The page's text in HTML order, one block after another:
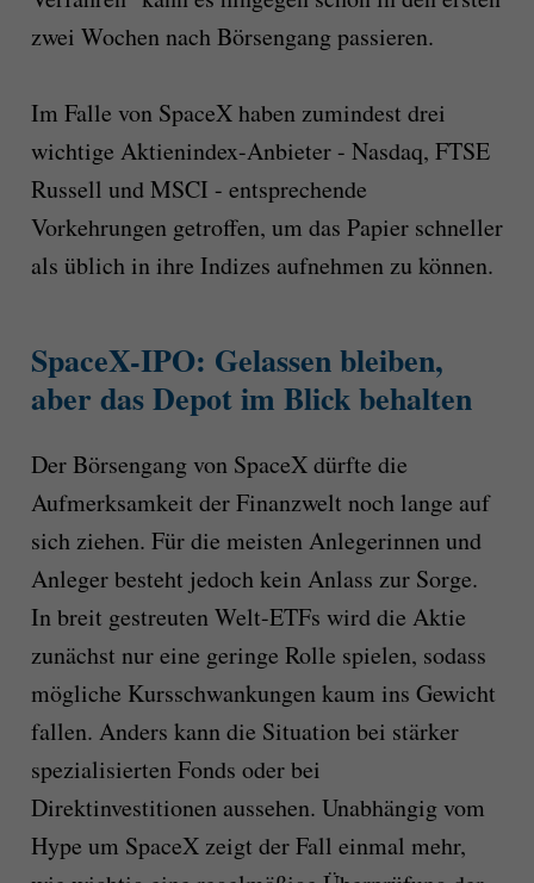
zwei Wochen nach Börsengang passieren.
Im Falle von SpaceX haben zumindest drei
wichtige Aktienindex-Anbieter - Nasdaq, FTSE
Russell und MSCI - entsprechende
Vorkehrungen getroffen, um das Papier schneller
als üblich in ihre Indizes aufnehmen zu können.
SpaceX-IPO: Gelassen bleiben,
aber das Depot im Blick behalten
Der Börsengang von SpaceX dürfte die
Aufmerksamkeit der Finanzwelt noch lange auf
sich ziehen. Für die meisten Anlegerinnen und
Anleger besteht jedoch kein Anlass zur Sorge.
In breit gestreuten Welt-ETFs wird die Aktie
zunächst nur eine geringe Rolle spielen, sodass
mögliche Kursschwankungen kaum ins Gewicht
fallen. Anders kann die Situation bei stärker
spezialisierten Fonds oder bei
Direktinvestitionen aussehen. Unabhängig vom
Hype um SpaceX zeigt der Fall einmal mehr,